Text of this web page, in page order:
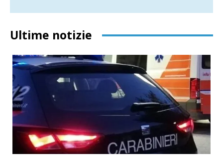
Ultime notizie